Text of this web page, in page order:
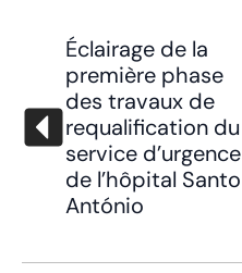
Éclairage de la
première phase
des travaux de
requalification du
service d’urgence
de l’hôpital Santo
António